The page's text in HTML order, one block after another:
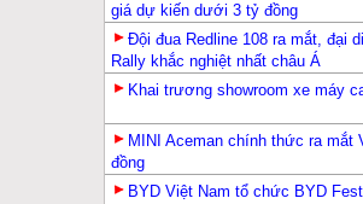
giá dự kiến dưới 3 tỷ đồng
Đội đua Redline 108 ra mắt, đại
Rally khắc nghiệt nhất châu Á
Khai trương showroom xe máy
MINI Aceman chính thức ra mắt
đồng
BYD Việt Nam tổ chức BYD